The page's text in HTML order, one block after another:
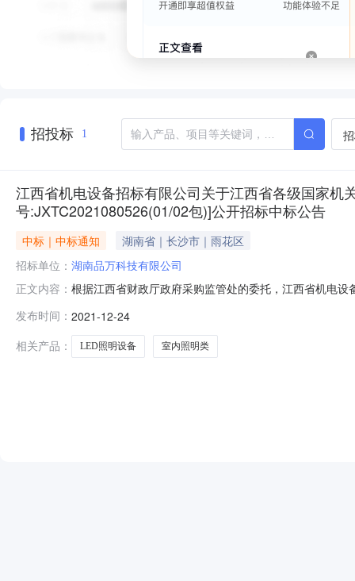
招投标 1
江西省机电设备招标有限公司关于江西省各级国家
号:JXTC2021080526(01/02包)]公开招标中标公告
中标｜中标通知
湖南省｜长沙市｜雨花区
招标单位： 湖南品万科技有限公司
正文内容： 根据江西省财政厅政府采购监管处的委托，江西省机电
购人确认，中标结果如下：招标公告发布日期：2021年
发布时间： 2021-12-24
相关产品：
LED照明设备 室内照明类